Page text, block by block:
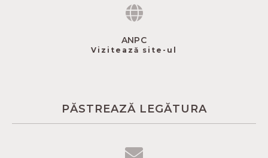
ANPC
Vizitează site-ul
PĂSTREAZĂ LEGĂTURA